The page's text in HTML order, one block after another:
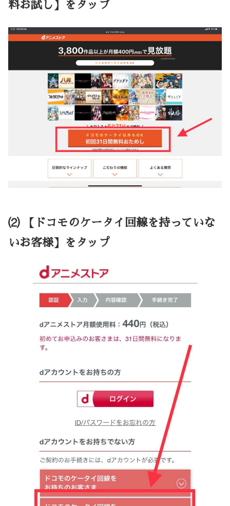
料お試し】をタップ
⑵ 【ドコモのケータイ回線を持っていな
いお客様】をタップ